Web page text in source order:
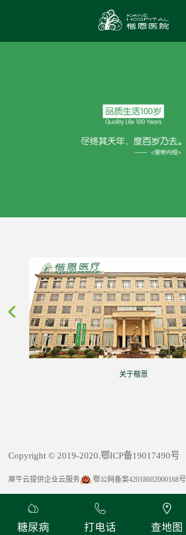
关于楷恩
Copyright © 2019-2020.鄂ICP备19017490号
犀牛云提供企业云服务 鄂公网备案42018602000168号
糖尿病 打电话 查地图